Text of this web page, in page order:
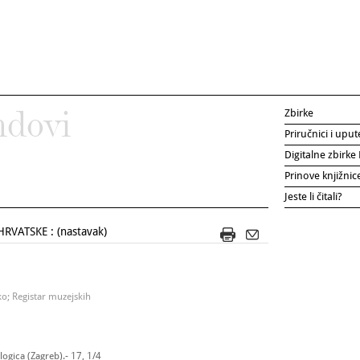
: (nastavak)
Registar muzejskih
(Zagreb).- 17, 1/4
Zbirke
Priručnici i
Digitalne zbirke
Prinove
Jeste li čitali?